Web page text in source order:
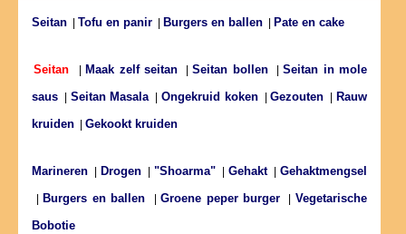
Seitan Tofu en panir Burgers en ballen Pate en cake
Seitan Maak zelf seitan |Seitan bollen|Seitan in mole
saus
Seitan Masala|Ongekruid koken|Gezouten
Rauw
kruiden
Gekookt kruiden
Marineren Drogen "Shoarma" Gehakt|Gehaktmengsel
Burgers en ballen |Groene peper burger |Vegetarische
Bobotie